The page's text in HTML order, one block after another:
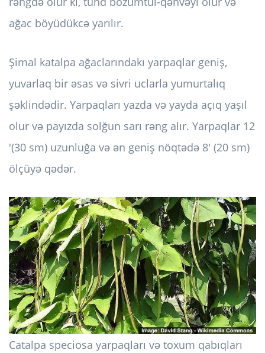
ağac böyüdükcə yarılır.
Şimal katalpa ağaclarındakı yarpaqlar geniş,
yuvarlaq bir əsas və sivri uclarla yumurtalıq
şəklindədir. Yarpaqları yazda və yayda açıq yaşıl
olur və payızda solğun sarı rəng alır. Yarpaqlar 12
'(30 sm) uzunluğa və ən geniş nöqtədə 8' (20 sm)
ölçüyə qədər.
Catalpa speciosa yarpaqları və toxum qabıqları